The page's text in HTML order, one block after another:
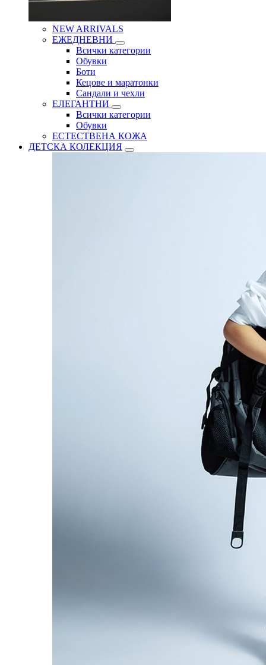
NEW ARRIVALS
ЕЖЕДНЕВНИ
Всички категории
Обувки
Боти
Кецове и маратонки
Сандали и чехли
ЕЛЕГАНТНИ
Всички категории
Обувки
ЕСТЕСТВЕНА КОЖА
ДЕТСКА КОЛЕКЦИЯ